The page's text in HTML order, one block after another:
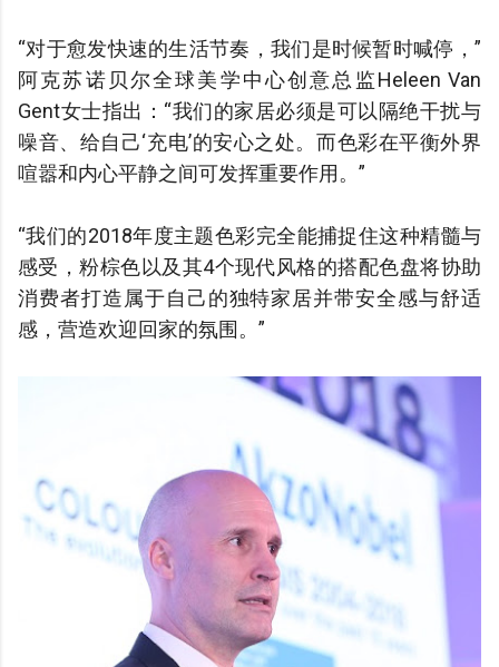
“对于愈发快速的生活节奏，我们是时候暂时喊停，”
阿克苏诺贝尔全球美学中心创意总监Heleen Van
Gent女士指出：“我们的家居必须是可以隔绝干扰与
噪音、给自己‘充电’的安心之处。而色彩在平衡外界
喧嚣和内心平静之间可发挥重要作用。”
“我们的2018年度主题色彩完全能捕捉住这种精髓与
感受，粉棕色以及其4个现代风格的搭配色盘将协助
消费者打造属于自己的独特家居并带安全感与舒适
感，营造欢迎回家的氛围。”